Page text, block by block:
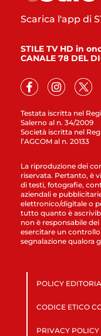
Testata iscritta nel
Salerno al n. 34/2009
Società iscritta nel
l’AGCOM al n. 20133
Scarica l'app di
STILE TV HD in
CANALE 78 DEL
La riproduzione dei
riservata. Pertanto, è
di testi, fotografie,
aziendali e
elettronico/digitale o
tutto quanto è
non è responsabile
esercitare un
segnalazione qualora
POLICY
CODICE ETICO
PRIVACY POLICY